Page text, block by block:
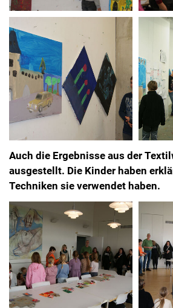
Auch die Ergebnisse aus der
ausgestellt. Die Kinder haben
Techniken sie verwendet haben.